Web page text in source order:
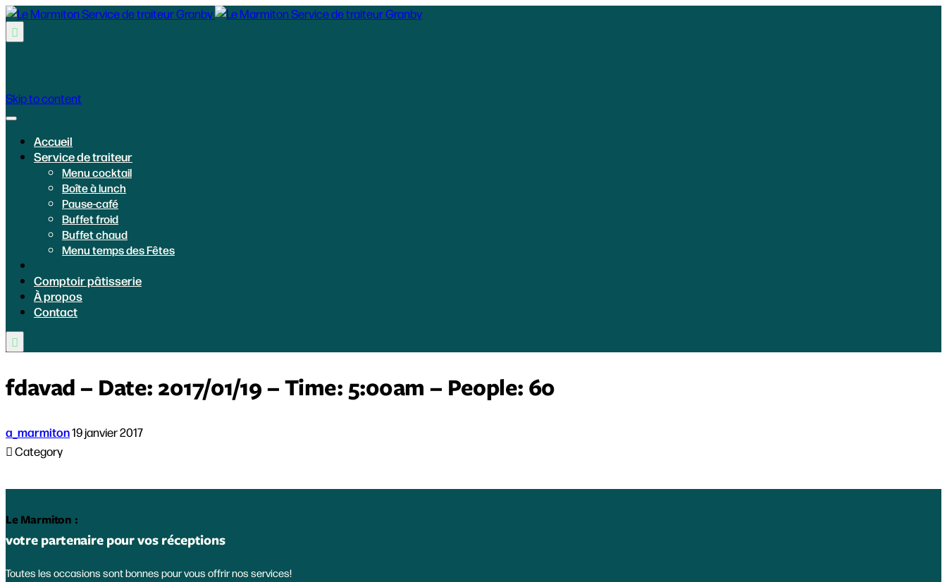

Skip to content
Accueil
Service de traiteur
Menu cocktail
Boîte à lunch
Pause-café
Buffet froid
Buffet chaud
Menu temps des Fêtes
Comptoir pâtisserie
À propos
Contact

fdavad – Date: 2017/01/19 – Time: 5:00am – People: 60
a_marmiton19 janvier 2017
Category
Le Marmiton :
votre partenaire pour vos réceptions
Toutes les occasions sont bonnes pour vous offrir nos services!